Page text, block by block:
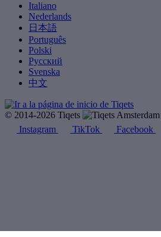
Italiano
Nederlands
日本語
Português
Polski
Русский
Svenska
中文
© 2014-2026 Tiqets
Instagram
TikTok Facebook